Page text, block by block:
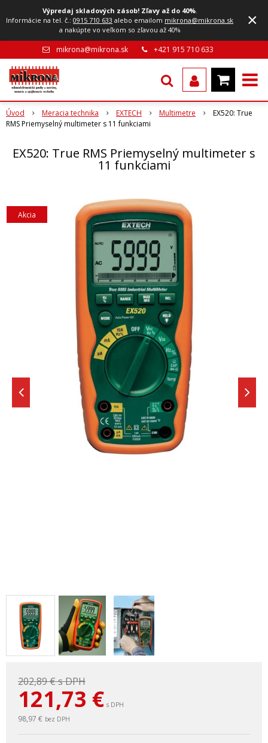
Výpredaj skladových zásob! Zľavy až do 40%.
Informácie na tel. č.:0915 710 633 alebo emailom mikrona@mikrona.sk
a nakúpte vo veľkom so zľavou až 40%
×
mikrona@mikrona.sk +421 915 710 633
Úvod Meracia technika EXTECH Multimetre
EX520: True
RMS Priemyselný multimeter s 11 funkciami
EX520: True RMS Priemyselný multimeter s
11 funkciami
Akcia
202,89 €s DPH
121,73 € s DPH
98,97 € bez DPH